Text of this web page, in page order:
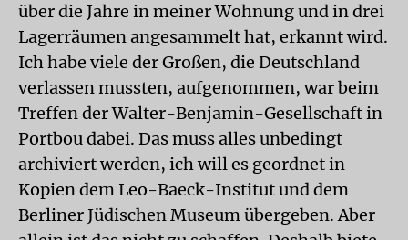
über die Jahre in meiner Wohnung und in drei
Lagerräumen angesammelt hat, erkannt wird.
Ich habe viele der Großen, die Deutschland
verlassen mussten, aufgenommen, war beim
Treffen der Walter-Benjamin-Gesellschaft in
Portbou dabei. Das muss alles unbedingt
archiviert werden, ich will es geordnet in
Kopien dem Leo-Baeck-Institut und dem
Berliner Jüdischen Museum übergeben. Aber